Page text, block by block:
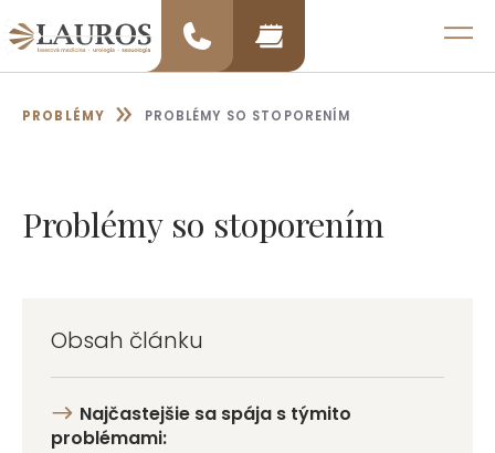
na
obsah
PROBLÉMY » PROBLÉMY SO STOPORENÍM
Problémy so stoporením
Obsah článku
Najčastejšie sa spája s týmito
problémami: